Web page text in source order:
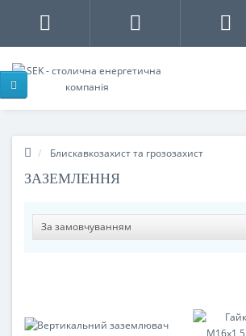
Блискавкозахист та грозозахист
ЗАЗЕМЛЕННЯ